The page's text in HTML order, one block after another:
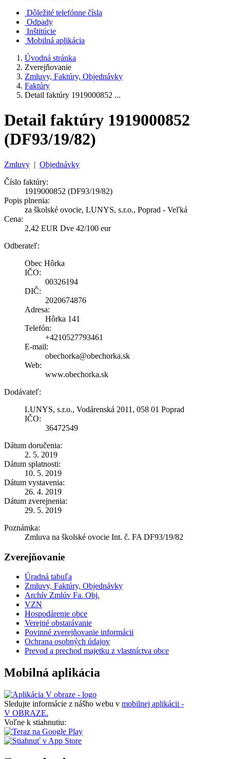
Dôležité telefónne čísla
Odpady
Inštitúcie
Mobilná aplikácia
Úvodná stránka
Zverejňovanie
Zmluvy, Faktúry, Objednávky
Faktúry
Detail faktúry 1919000852 ...
Detail faktúry 1919000852
(DF93/19/82)
Zmluvy | Objednávky
Číslo faktúry:
1919000852 (DF93/19/82)
Popis plnenia:
za školské ovocie, LUNYS, s.r.o., Poprad - Veľká
Cena:
2,42 EUR Dve 42/100 eur
Odberateľ:
Obec Hôrka
IČO:
00326194
DIČ:
2020674876
Adresa:
Hôrka 141
Telefón:
+4210527793461
E-mail:
obechorka@obechorka.sk
Web:
www.obechorka.sk
Dodávateľ:
LUNYS, s.r.o., Vodárenská 2011, 058 01 Poprad
IČO:
36472549
Dátum doručenia:
2. 5. 2019
Dátum splatnosti:
10. 5. 2019
Dátum vystavenia:
26. 4. 2019
Dátum zverejnenia:
29. 5. 2019
Poznámka:
Zmluva na školské ovocie Int. č. FA DF93/19/82
Zverejňovanie
Úradná tabuľa
Zmluvy, Faktúry, Objednávky
Archív Zmlúv Fa. Obj.
VZN
Hospodárenie obce
Verejné obstarávanie
Povinné zverejňovanie informácii
Ochrana osobných údajov
Prevod a prechod majetku z vlastníctva obce
Mobilná aplikácia
Sledujte informácie z nášho webu v mobilnej aplikácii -
V OBRAZE.
Voľne k stiahnutiu: